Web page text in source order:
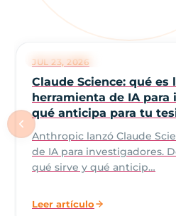
NOVEDADES IA
JUL 23, 2026
Claude Science: qué es
herramienta de IA para
qué anticipa para tu
Anthropic lanzó Claude
de IA para investigadores.
qué sirve y qué anticip…
Leer artículo